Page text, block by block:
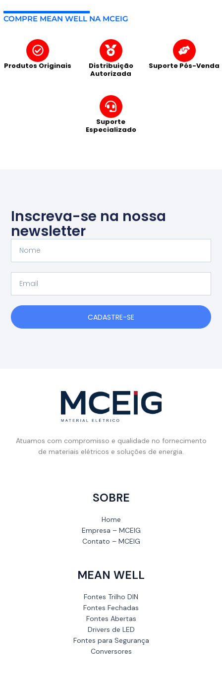
COMPRE MEAN WELL NA MCEIG
Produtos Originais
Distribuição
Autorizada
Suporte Pós-Venda
Suporte
Especializado
Inscreva-se na nossa
newsletter
CADASTRE-SE
Atuamos com compromisso e qualidade no fornecimento
de materiais elétricos e soluções de energia.
SOBRE
Home
Empresa – MCEIG
Contato – MCEIG
MEAN WELL
Fontes Trilho DIN
Fontes Fechadas
Fontes Abertas
Drivers de LED
Fontes para Segurança
Conversores